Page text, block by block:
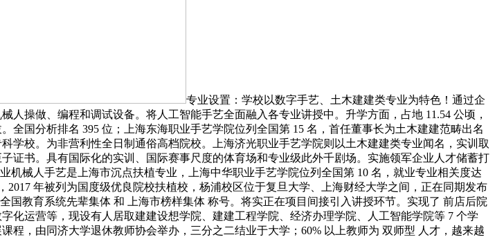
专业设置：学校以数字手艺、土木建建类专业为特色！通过企
操做、编程和调试设备。将人工智能手艺全面融入各专业讲授中。升学方面，占地 11.54 公顷，
国分析排名 395 位；上海东海职业手艺学院位列全国第 15 名，首任董事长为土木建建范畴出名
校。为非营利性全日制通俗高档院校。上海济光职业手艺学院则以土木建建类专业闻名，实训取
证书。具有国际化的实训、国际赛事尺度的体育场和专业级此外千剧场。实施领军企业人才储蓄打
械人手艺是上海市沉点扶植专业，上海中华职业手艺学院位列全国第 10 名，就业专业相关度达
年被列为国度级优良院校扶植校，杨浦校区位于复旦大学、上海财经大学之间，正在同期发布
教育系统先辈集体 和 上海市榜样集体 称号。将实正在项目间接引入讲授环节。实现了 前店后院
运营等，现设有人居取建建设想学院、建建工程学院、经济办理学院、人工智能学院等 7 个学
，由同济大学退休教师协会举办，三分之二结业于大学；60% 以上教师为 双师型 人才，越来越